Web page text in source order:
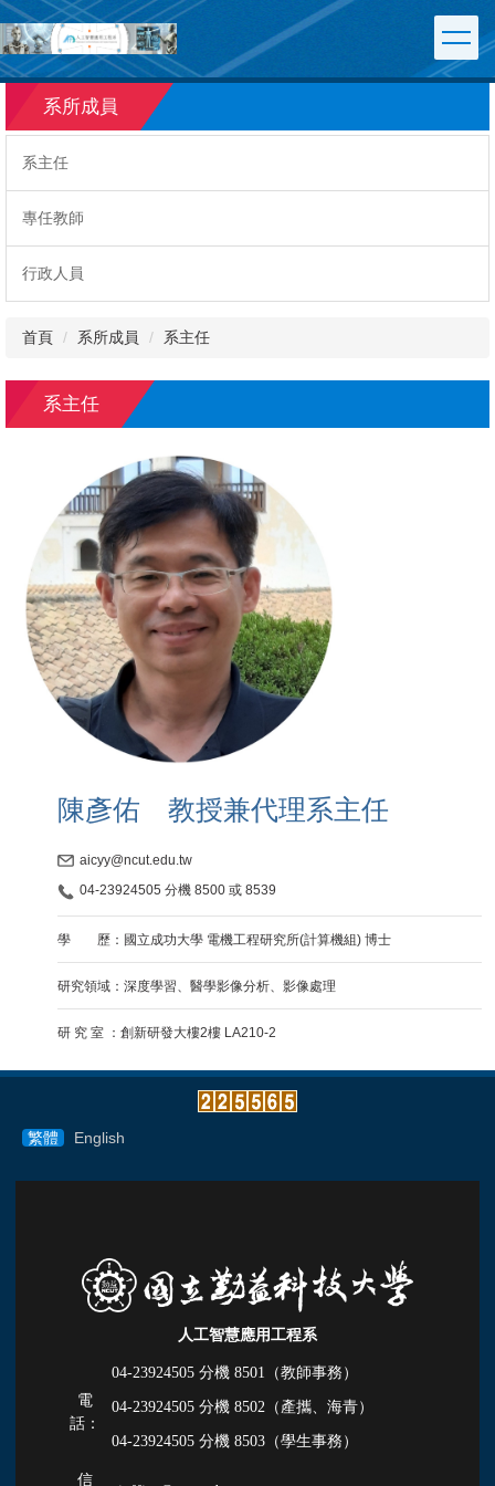
跳
到
主
要
容
區
系所成員
系主任
專任教師
行政人員
首頁 系所成員 系主任
系主任
陳彥佑 教授兼代理系主任
aicyy@ncut.edu.tw
04-23924505 分機 8500 或 8539
學 歷：國立成功大學 電機工程研究所(計算機組) 博士
研究領域：深度學習、醫學影像分析、影像處理
研 究 室 ：創新研發大樓2樓 LA210-2
繁體 English
人工智慧應用工程系
電
話：
04-23924505 分機 8501（教師事務）
04-23924505 分機 8502（產攜、海青）
04-23924505 分機 8503（學生事務）
信